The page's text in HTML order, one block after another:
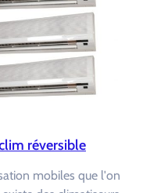
réversible
mobiles que l'on